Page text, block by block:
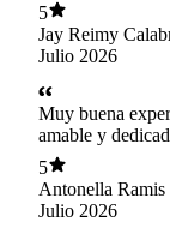
5
Jay Reimy
Julio 2026
Muy buena
amable y
tiempo para
de forma clara y
dio mucha
recomiendo
5
Antonella Ramis
Julio 2026